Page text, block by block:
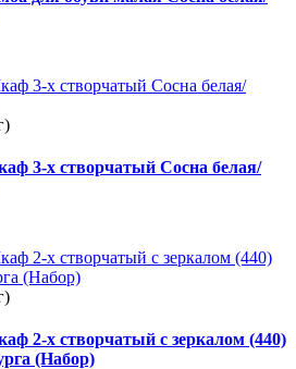
3-х створчатый Сосна белая/
2-х створчатый с зеркалом (440)
(Набор)